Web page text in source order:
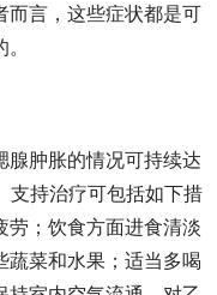
而言，这些症状都是可
腺肿胀的情况可持续达
支持治疗可包括如下措
劳；饮食方面进食清淡
蔬菜和水果；适当多喝